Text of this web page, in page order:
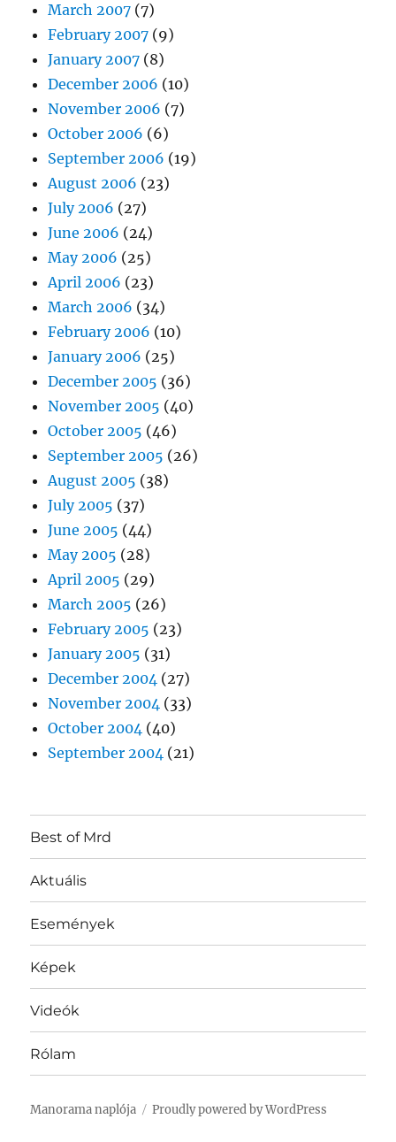
March 2007 (7)
February 2007 (9)
January 2007 (8)
December 2006 (10)
November 2006 (7)
October 2006 (6)
September 2006 (19)
August 2006 (23)
July 2006 (27)
June 2006 (24)
May 2006 (25)
April 2006 (23)
March 2006 (34)
February 2006 (10)
January 2006 (25)
December 2005 (36)
November 2005 (40)
October 2005 (46)
September 2005 (26)
August 2005 (38)
July 2005 (37)
June 2005 (44)
May 2005 (28)
April 2005 (29)
March 2005 (26)
February 2005 (23)
January 2005 (31)
December 2004 (27)
November 2004 (33)
October 2004 (40)
September 2004 (21)
Best of Mrd
Aktuális
Események
Képek
Videók
Rólam
Manorama naplója Proudly powered by WordPress